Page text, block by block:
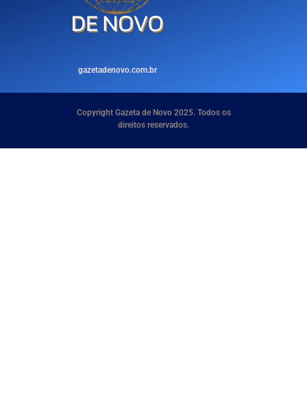
gazetadenovo.com.br
Copyright Gazeta de Novo 2025. Todos os
direitos reservados.